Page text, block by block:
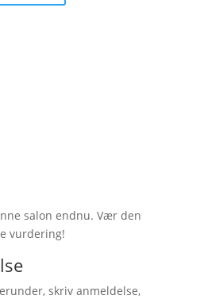
salon endnu. Vær den
vurdering!
skriv anmeldelse,